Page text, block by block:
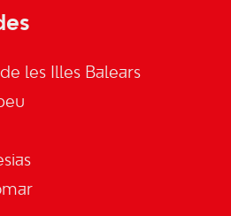
les Illes Balears